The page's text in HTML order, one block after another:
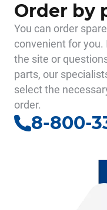
Order by
You can order
convenient for you.
the site or
parts, our
select the
order.
8-800-